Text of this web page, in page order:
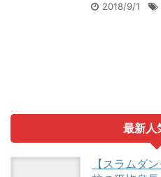
2018/9/1
最新人
【スラムダ